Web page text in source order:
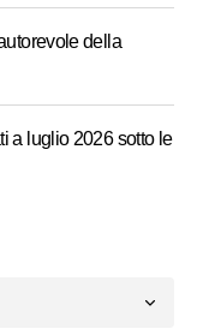
della
a luglio 2026 sotto le